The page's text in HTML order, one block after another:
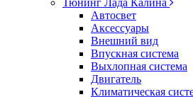
Тюнинг Лада Калина
Автосвет
Аксессуары
Внешний вид
Впускная система
Выхлопная система
Двигатель
Климатическая